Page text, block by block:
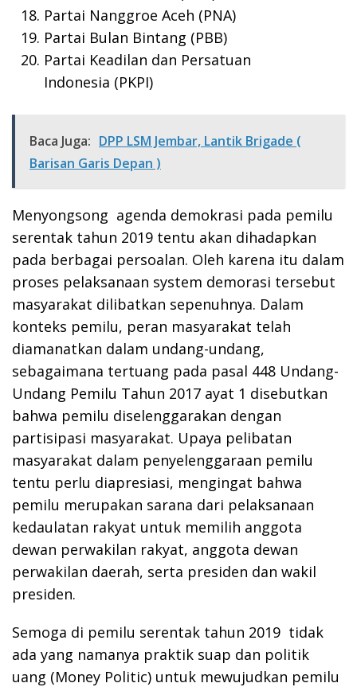
Partai Nanggroe Aceh (PNA)
Partai Bulan Bintang (PBB)
Partai Keadilan dan Persatuan
Indonesia (PKPI)
Baca Juga: DPP LSM Jembar, Lantik Brigade (
Barisan Garis Depan )
Menyongsong agenda demokrasi pada pemilu
serentak tahun 2019 tentu akan dihadapkan
pada berbagai persoalan. Oleh karena itu dalam
proses pelaksanaan system demorasi tersebut
masyarakat dilibatkan sepenuhnya. Dalam
konteks pemilu, peran masyarakat telah
diamanatkan dalam undang-undang,
sebagaimana tertuang pada pasal 448 Undang-
Undang Pemilu Tahun 2017 ayat 1 disebutkan
bahwa pemilu diselenggarakan dengan
partisipasi masyarakat. Upaya pelibatan
masyarakat dalam penyelenggaraan pemilu
tentu perlu diapresiasi, mengingat bahwa
pemilu merupakan sarana dari pelaksanaan
kedaulatan rakyat untuk memilih anggota
dewan perwakilan rakyat, anggota dewan
perwakilan daerah, serta presiden dan wakil
presiden.
Semoga di pemilu serentak tahun 2019 tidak
ada yang namanya praktik suap dan politik
uang (Money Politic) untuk mewujudkan pemilu